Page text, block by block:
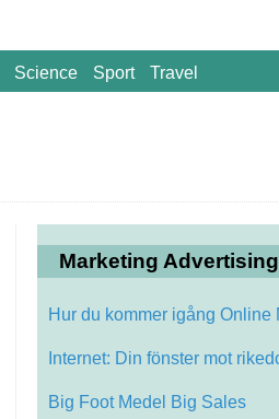
Science Sport Travel
Marketing Advertising
Big Foot Medel Big Sales